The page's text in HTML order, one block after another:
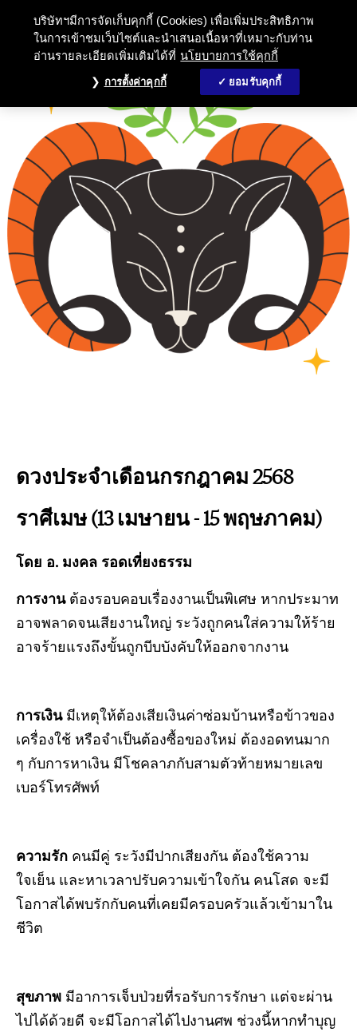
ดวงประจำเดือนกรกฎาคม 2568
ราศีเมษ (13 เมษายน - 15 พฤษภาคม)
โดย อ. มงคล รอดเที่ยงธรรม
การงาน ต้องรอบคอบเรื่องงานเป็นพิเศษ หากประมาท
อาจพลาดจนเสียงานใหญ่ ระวังถูกคนใส่ความให้ร้าย
อาจร้ายแรงถึงขั้นถูกบีบบังคับให้ออกจากงาน
การเงินมีเหตุให้ต้องเสียเงินค่าซ่อมบ้านหรือข้าวของ
เครื่องใช้ หรือจำเป็นต้องซื้อของใหม่ ต้องอดทนมาก
ๆ กับการหาเงิน มีโชคลาภกับสามตัวท้ายหมายเลข
เบอร์โทรศัพท์
ความรัก คนมีคู่ ระวังมีปากเสียงกัน ต้องใช้ความ
ใจเย็น และหาเวลาปรับความเข้าใจกัน คนโสด จะมี
โอกาสได้พบรักกับคนที่เคยมีครอบครัวแล้วเข้ามาใน
ชีวิต
สุขภาพ มีอาการเจ็บป่วยที่รอรับการรักษา แต่จะผ่าน
ไปได้ด้วยดี จะมีโอกาสได้ไปงานศพ ช่วงนี้หากทำบุญ
บริษัทฯมีการจัดเก็บคุกกี้ (Cookies) เพื่อเพิ่มประสิทธิภาพ
ในการเข้าชมเว็บไซต์และนำเสนอเนื้อหาที่เหมาะกับท่าน
อ่านรายละเอียดเพิ่มเติมได้ที่ นโยบายการใช้คุกกี้
การตั้งค่าคุกกี้ ยอมรับคุกกี้